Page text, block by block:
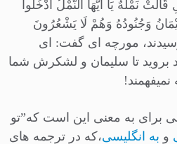
نَمْلَهٌ یَا أَیُّهَا النَّمْلُ ادْخُلُوا
وَجُنُودُهُ وَهُمْ لَا یَشْعُرُونَ
مورچه‏ ای گفت: ای
بروید تا سلیمان و لشکرش شما
نمی‏فهمند!
برای به معنی این است که”تو
و به انگلیسی،که در ترجمه های